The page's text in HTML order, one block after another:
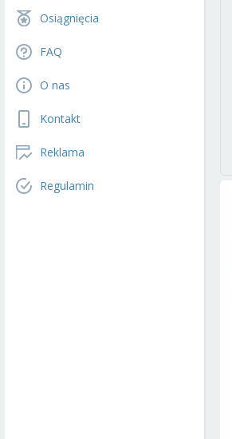
Osiągnięcia
FAQ
O nas
Kontakt
Reklama
Regulamin